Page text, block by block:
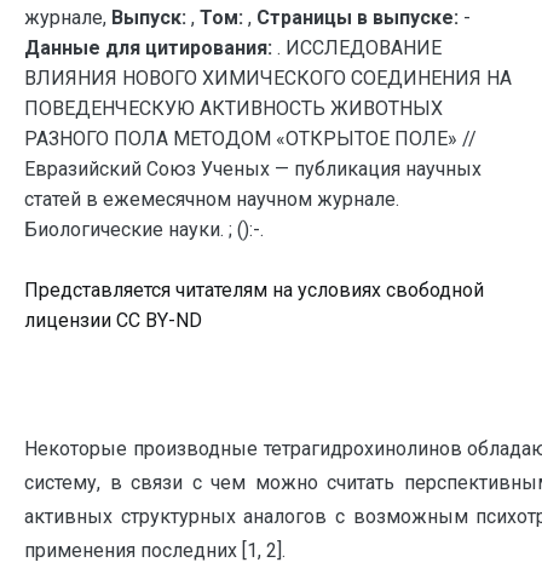
журнале, Выпуск: , Том: , Страницы в выпуске: -
Данные для цитирования: . ИССЛЕДОВАНИЕ
ВЛИЯНИЯ НОВОГО ХИМИЧЕСКОГО СОЕДИНЕНИЯ НА
ПОВЕДЕНЧЕСКУЮ АКТИВНОСТЬ ЖИВОТНЫХ
РАЗНОГО ПОЛА МЕТОДОМ «ОТКРЫТОЕ ПОЛЕ» //
Евразийский Союз Ученых — публикация научных
статей в ежемесячном научном журнале.
Биологические науки. ; ():-.
Представляется читателям на условиях свободной
лицензии CC BY-ND
Некоторые производные тетрагидрохинолинов
систему, в связи с чем можно считать
активных структурных аналогов с возможным
применения последних [1, 2].